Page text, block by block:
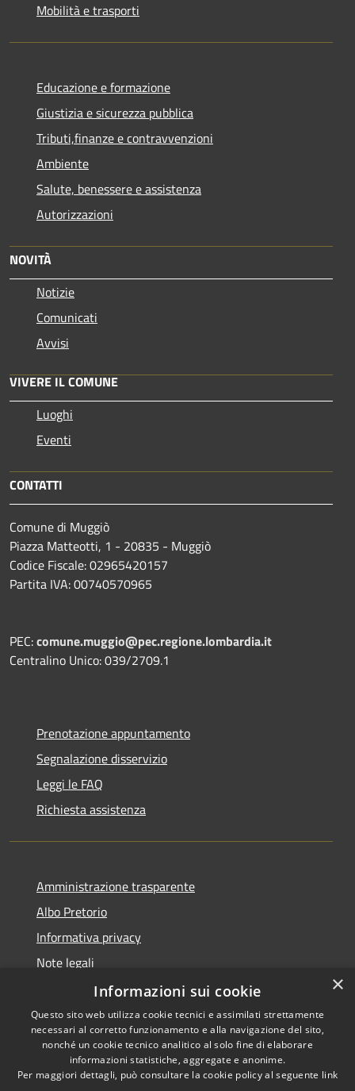
Mobilità e trasporti
Educazione e formazione
Giustizia e sicurezza pubblica
Tributi,finanze e contravvenzioni
Ambiente
Salute, benessere e assistenza
Autorizzazioni
NOVITÀ
Notizie
Comunicati
Avvisi
VIVERE IL COMUNE
Luoghi
Eventi
CONTATTI
Comune di Muggiò
Piazza Matteotti, 1 - 20835 - Muggiò
Codice Fiscale: 02965420157
Partita IVA: 00740570965
PEC:comune.muggio@pec.regione.lombardia.it
Centralino Unico: 039/2709.1
Prenotazione appuntamento
Segnalazione disservizio
Leggi le FAQ
Richiesta assistenza
Amministrazione trasparente
Albo Pretorio
Informativa privacy
Note legali
Dichiarazione di accessibilità
RSS
Copyright © 2026 • Comune di
×
Informazioni sui cookie
Questo sito web utilizza cookie tecnici e assimilati strettamente
necessari al corretto funzionamento e alla navigazione del sito,
nonché un cookie tecnico analitico al solo fine di elaborare
informazioni statistiche, aggregate e anonime.
Per maggiori dettagli, può consultare la cookie policy al seguente link